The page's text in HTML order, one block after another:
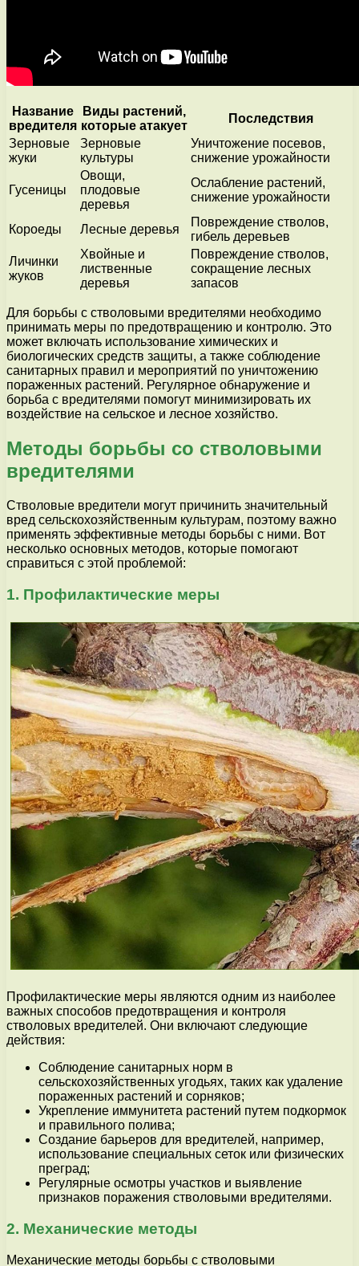
Название
вредителя
Виды растений,
которые атакует
Последствия
Зерновые
жуки
Зерновые
культуры
Уничтожение посевов,
снижение урожайности
Гусеницы
Овощи,
плодовые
деревья
Ослабление растений,
снижение урожайности
Короеды Лесные деревья
Повреждение стволов,
гибель деревьев
Личинки
жуков
Хвойные и
лиственные
деревья
Повреждение стволов,
сокращение лесных
запасов
Для борьбы с стволовыми вредителями необходимо
принимать меры по предотвращению и контролю. Это
может включать использование химических и
биологических средств защиты, а также соблюдение
санитарных правил и мероприятий по уничтожению
пораженных растений. Регулярное обнаружение и
борьба с вредителями помогут минимизировать их
воздействие на сельское и лесное хозяйство.
Методы борьбы со стволовыми
вредителями
Стволовые вредители могут причинить значительный
вред сельскохозяйственным культурам, поэтому важно
применять эффективные методы борьбы с ними. Вот
несколько основных методов, которые помогают
справиться с этой проблемой:
1. Профилактические меры
Профилактические меры являются одним из наиболее
важных способов предотвращения и контроля
стволовых вредителей. Они включают следующие
действия:
Соблюдение санитарных норм в
сельскохозяйственных угодьях, таких как удаление
пораженных растений и сорняков;
Укрепление иммунитета растений путем подкормок
и правильного полива;
Создание барьеров для вредителей, например,
использование специальных сеток или физических
преград;
Регулярные осмотры участков и выявление
признаков поражения стволовыми вредителями.
2. Механические методы
Механические методы борьбы с стволовыми